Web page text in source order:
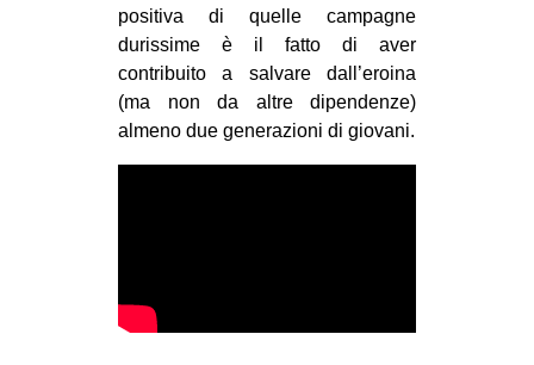
positiva di quelle campagne
durissime è il fatto di aver
contribuito a salvare dall’eroina
(ma non da altre dipendenze)
almeno due generazioni di giovani.